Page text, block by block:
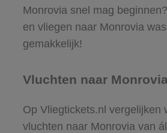
Monrovia snel mag
en vliegen naar Monrovia
gemakkelijk!
Vluchten naar
Op Vliegtickets.nl vergelijken
vluchten naar Monrovia van